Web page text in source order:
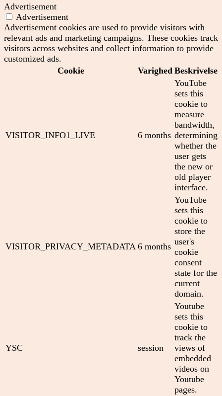
Advertisement
Advertisement
Advertisement cookies are used to provide visitors with
relevant ads and marketing campaigns. These cookies track
visitors across websites and collect information to provide
customized ads.
Cookie
Varighed Beskrivelse
VISITOR_INFO1_LIVE 6 months
YouTube
sets this
cookie to
measure
bandwidth,
determining
whether the
user gets
the new or
old player
interface.
VISITOR_PRIVACY_METADATA 6 months
YouTube
sets this
cookie to
store the
user's
cookie
consent
state for the
current
domain.
YSC session
Youtube
sets this
cookie to
track the
views of
embedded
videos on
Youtube
pages.